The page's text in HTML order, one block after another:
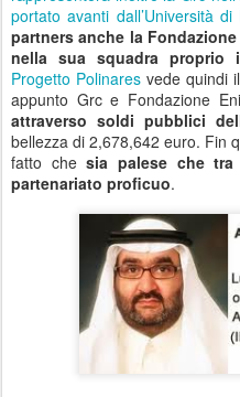
portato avanti dall’Università di
partners anche la
nella sua squadra proprio
Progetto Polinaresvede quindi
appunto Grc e Fondazione
attraverso soldi pubblici
bellezza di 2,678,642 euro. Fin
fatto chesia palese che
partenariato proficuo.